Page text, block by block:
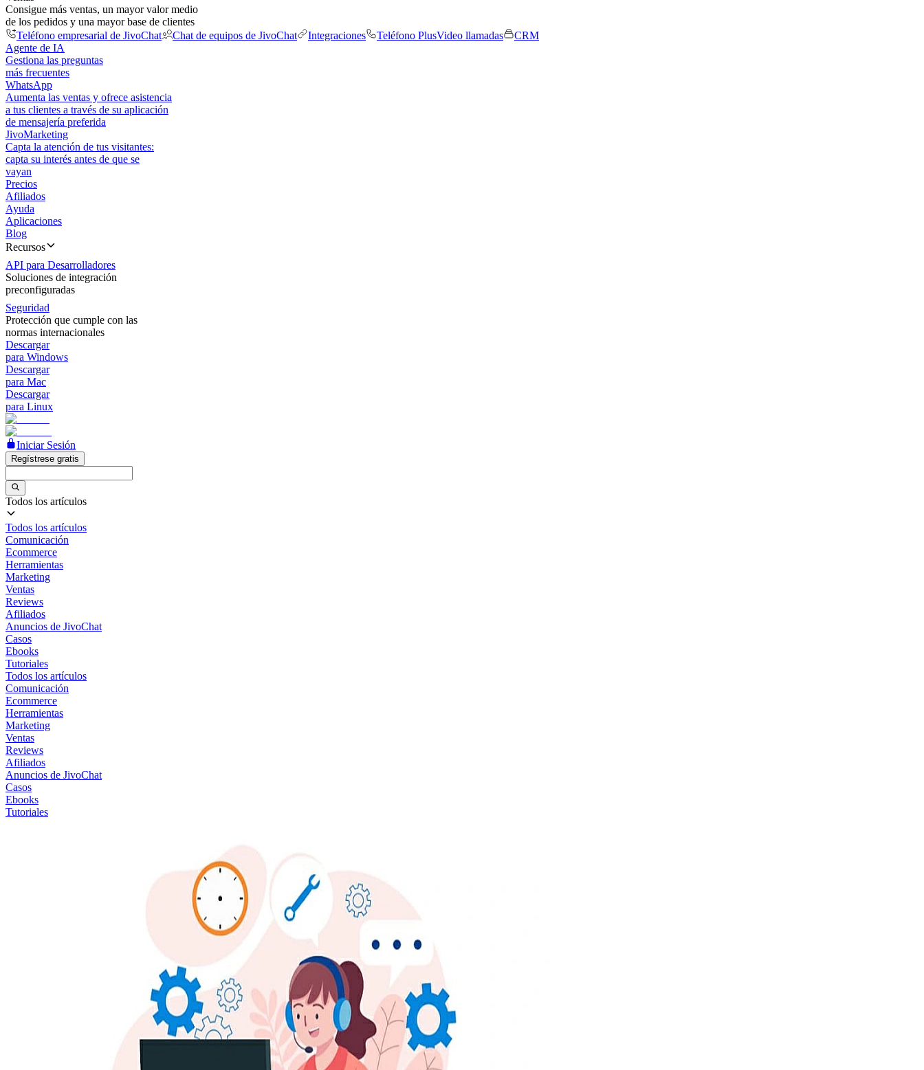
Consigue más ventas, un mayor valor medio
de los pedidos y una mayor base de clientes
Teléfono empresarial de JivoChat
Chat de equipos de JivoChat Integraciones Teléfono PlusVideo llamadas
CRM
Agente de IA
Gestiona las preguntas
más frecuentes
WhatsApp
Aumenta las ventas y ofrece asistencia
a tus clientes a través de su aplicación
de mensajería preferida
JivoMarketing
Capta la atención de tus visitantes:
capta su interés antes de que se
vayan
Precios
Afiliados
Ayuda
Aplicaciones
Blog
Recursos
API para Desarrolladores
Soluciones de integración
preconfiguradas
Seguridad
Protección que cumple con las
normas internacionales
Descargar
para Windows
Descargar
para Mac
Descargar
para Linux
Iniciar Sesión
Regístrese gratis
Todos los artículos
Todos los artículos
Comunicación
Ecommerce
Herramientas
Marketing
Ventas
Reviews
Afiliados
Anuncios de JivoChat
Casos
Ebooks
Tutoriales
Todos los artículos
Comunicación
Ecommerce
Herramientas
Marketing
Ventas
Reviews
Afiliados
Anuncios de JivoChat
Casos
Ebooks
Tutoriales